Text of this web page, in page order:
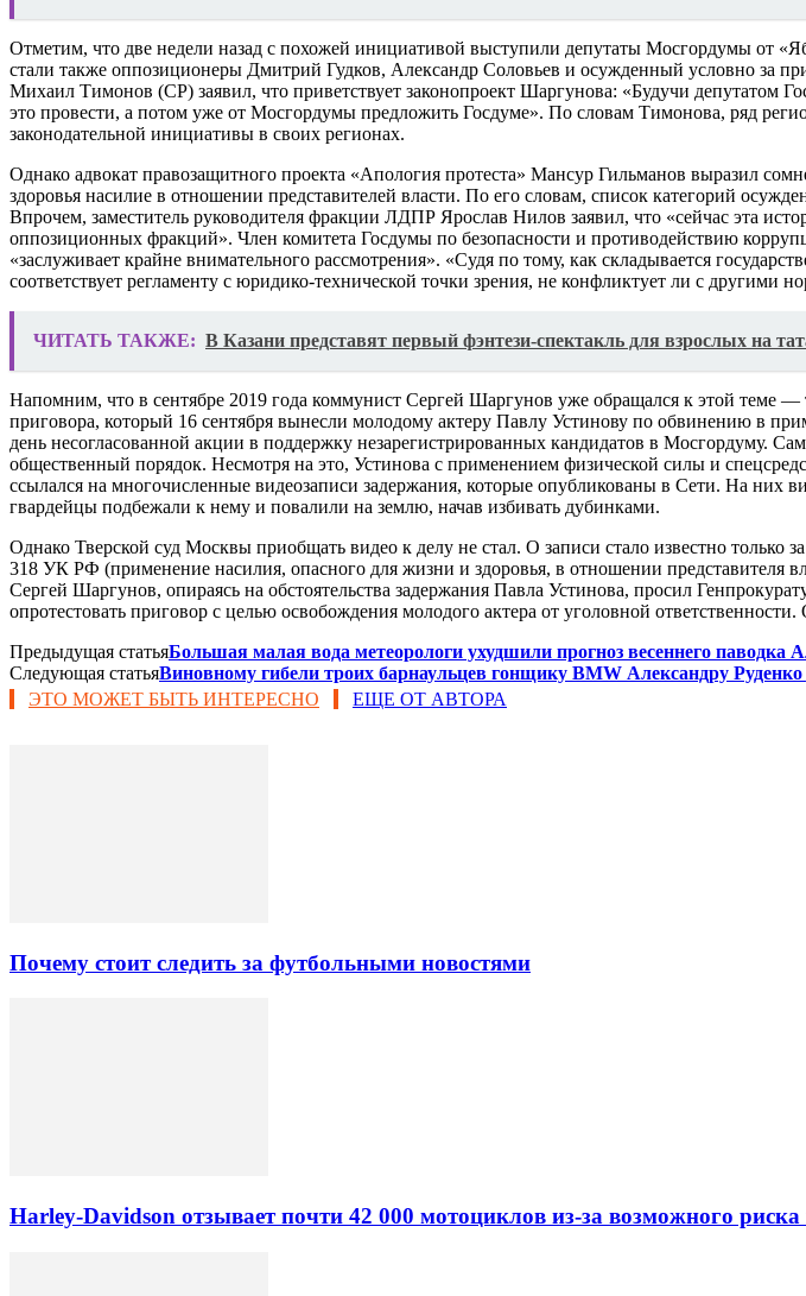
Отметим, что две недели назад с похожей инициативой выступили депутаты Мосгордумы от
стали также оппозиционеры Дмитрий Гудков, Александр Соловьев и осужденный условно за
Михаил Тимонов (СР) заявил, что приветствует законопроект Шаргунова: «Будучи депутатом
это провести, а потом уже от Мосгордумы предложить Госдуме». По словам Тимонова, ряд
законодательной инициативы в своих регионах.
Однако адвокат правозащитного проекта «Апология протеста» Мансур Гильманов выразил
здоровья насилие в отношении представителей власти. По его словам, список категорий
Впрочем, заместитель руководителя фракции ЛДПР Ярослав Нилов заявил, что «сейчас эта
оппозиционных фракций». Член комитета Госдумы по безопасности и противодействию
«заслуживает крайне внимательного рассмотрения». «Судя по тому, как складывается
соответствует регламенту с юридико-технической точки зрения, не конфликтует ли с другими
ЧИТАТЬ ТАКЖЕ: В Казани представят первый фэнтези-спектакль для взрослых на
Напомним, что в сентябре 2019 года коммунист Сергей Шаргунов уже обращался к этой теме
приговора, который 16 сентября вынесли молодому актеру Павлу Устинову по обвинению в
день несогласованной акции в поддержку незарегистрированных кандидатов в Мосгордуму.
общественный порядок. Несмотря на это, Устинова с применением физической силы и
ссылался на многочисленные видеозаписи задержания, которые опубликованы в Сети. На них
гвардейцы подбежали к нему и повалили на землю, начав избивать дубинками.
Однако Тверской суд Москвы приобщать видео к делу не стал. О записи стало известно только
318 УК РФ (применение насилия, опасного для жизни и здоровья, в отношении представителя
Сергей Шаргунов, опираясь на обстоятельства задержания Павла Устинова, просил
опротестовать приговор с целью освобождения молодого актера от уголовной
Предыдущая статьяБольшая малая вода метеорологи ухудшили прогноз весеннего паводка
Следующая статьяВиновному гибели троих барнаульцев гонщику BMW Александру
ЭТО МОЖЕТ БЫТЬ ИНТЕРЕСНО
ЕЩЕ ОТ АВТОРА
Почему стоит следить за футбольными новостями
Harley-Davidson отзывает почти 42 000 мотоциклов из-за возможного